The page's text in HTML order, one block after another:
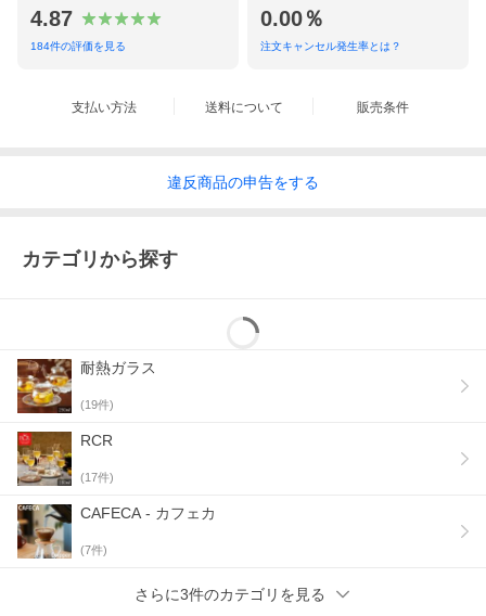
品
説
明
今日のワインはどのグラス？グラス選びから楽しんでリュク
スなテーブルにぜひ合わせたい。
スタイリッシュなRCR シリーズに新作が登場しました。
・RCR INVINO ゴブレット I38
4.87
184件の評価を見る
0.00％
注文キャンセル発生率とは？
支払い方法 送料について 販売条件
違反商品の申告をする
カテゴリから探す
耐熱ガラス
(19件)
RCR
(17件)
CAFECA - カフェカ
(7件)
さらに3件のカテゴリを見る